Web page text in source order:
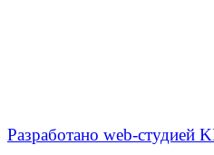
Разработано web-студией